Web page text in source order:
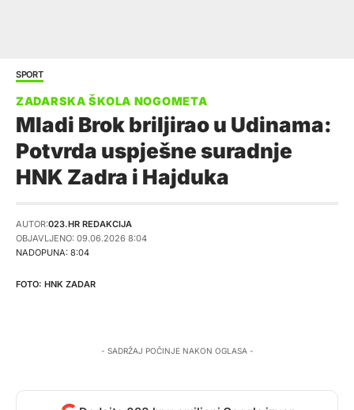
SPORT
Mladi Brok briljirao u Udinama:
Potvrda uspješne suradnje
HNK Zadra i Hajduka
NADOPUNA: 8:04
AUTOR:023.HR REDAKCIJA
OBJAVLJENO: 09.06.2026 8:04
HNK ZADAR
- SADRŽAJ POČINJE NAKON OGLASA -